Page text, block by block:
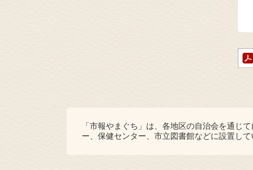
「市報やまぐち」は、各地区の自治会を通じ
ー、保健センター、市立図書館などに設置して